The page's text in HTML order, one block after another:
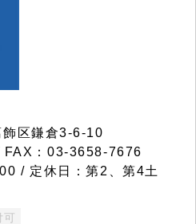
区鎌倉3-6-10
：03-3658-7676
/ 定休日：第2、第4土
可